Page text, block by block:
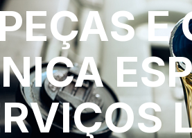
E